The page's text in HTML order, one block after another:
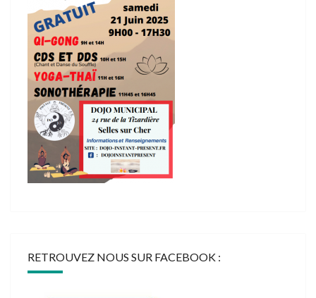
RETROUVEZ NOUS SUR FACEBOOK :